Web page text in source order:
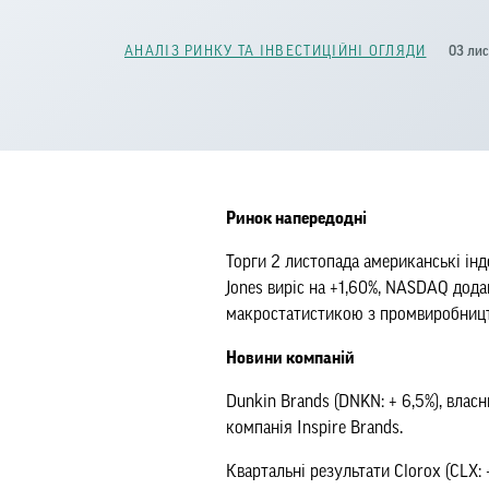
АНАЛІЗ РИНКУ ТА ІНВЕСТИЦІЙНІ ОГЛЯДИ 03
Ринок напередодні
Торги 2 листопада американські
Jones виріс на +1,60%, NASDAQ
макростатистикою з
Новини компаній
Dunkin Brands (DNKN: + 6,5%),
компанія Inspire Brands.
Квартальні результати Clorox